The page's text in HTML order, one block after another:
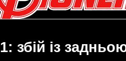
збій із